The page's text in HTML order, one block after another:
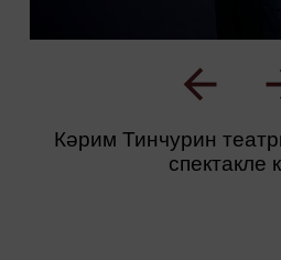
Кәрим Тинчурин
спектакле